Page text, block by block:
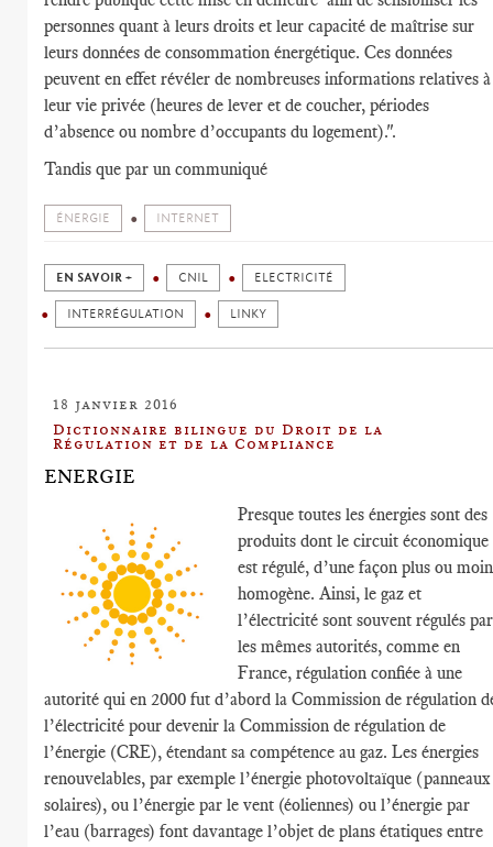
personnes quant à leurs droits et leur capacité de maîtrise sur
leurs données de consommation énergétique. Ces données
peuvent en effet révéler de nombreuses informations relatives à
leur vie privée (heures de lever et de coucher, périodes
d’absence ou nombre d’occupants du logement).".
Tandis que par un communiqué
ÉNERGIE INTERNET
EN SAVOIR + CNIL ELECTRICITÉ
INTERRÉGULATION LINKY
18 janvier 2016
Dictionnaire bilingue du Droit de la
Régulation et de la Compliance
ENERGIE
Presque toutes les énergies sont des
produits dont le circuit économique
est régulé, d’une façon plus ou
homogène. Ainsi, le gaz et
l’électricité sont souvent régulés par
les mêmes autorités, comme en
France, régulation confiée à une
autorité qui en 2000 fut d’abord la Commission de régulation
l’électricité pour devenir la Commission de régulation de
l’énergie (CRE), étendant sa compétence au gaz. Les énergies
renouvelables, par exemple l’énergie photovoltaïque (panneaux
solaires), ou l’énergie par le vent (éoliennes) ou l’énergie par
l’eau (barrages) font davantage l’objet de plans étatiques entre